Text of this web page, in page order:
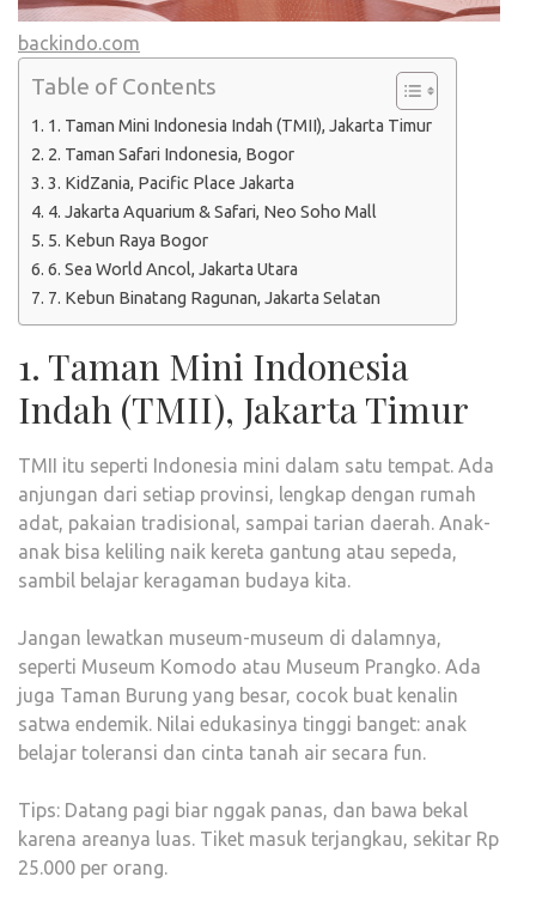
backindo.com
Table of Contents
1. Taman Mini Indonesia Indah (TMII), Jakarta Timur
2. Taman Safari Indonesia, Bogor
3. KidZania, Pacific Place Jakarta
4. Jakarta Aquarium & Safari, Neo Soho Mall
5. Kebun Raya Bogor
6. Sea World Ancol, Jakarta Utara
7. Kebun Binatang Ragunan, Jakarta Selatan
1. Taman Mini Indonesia
Indah (TMII), Jakarta Timur
TMII itu seperti Indonesia mini dalam satu tempat. Ada
anjungan dari setiap provinsi, lengkap dengan rumah
adat, pakaian tradisional, sampai tarian daerah. Anak-
anak bisa keliling naik kereta gantung atau sepeda,
sambil belajar keragaman budaya kita.
Jangan lewatkan museum-museum di dalamnya,
seperti Museum Komodo atau Museum Prangko. Ada
juga Taman Burung yang besar, cocok buat kenalin
satwa endemik. Nilai edukasinya tinggi banget: anak
belajar toleransi dan cinta tanah air secara fun.
Tips: Datang pagi biar nggak panas, dan bawa bekal
karena areanya luas. Tiket masuk terjangkau, sekitar Rp
25.000 per orang.